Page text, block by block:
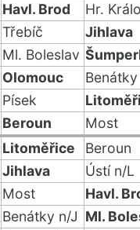
Havl. Brod Hr.
Třebíč Jihlava
Ml. Boleslav
Olomouc Benátky
Písek
Beroun Most
Litoměřice Beroun
Jihlava Ústí n/L
Most Havl.
Benátky n/J Ml.